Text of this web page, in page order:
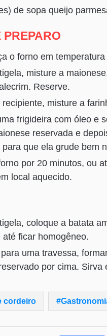
de sopa queijo
PREPARO
o forno em temperatura
misture a
Reserve.
recipiente, misture a
frigideira com óleo e
reservada e
que ela grude bem
por 20 minutos, ou
local aquecido.
coloque a batata
até ficar homogêneo.
uma travessa,
por cima. Sirva
cordeiro